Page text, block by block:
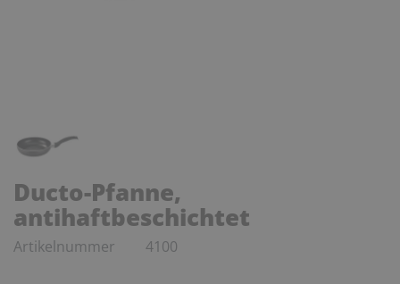
Ducto-Pfanne,
antihaftbeschichtet
Artikelnummer 4100